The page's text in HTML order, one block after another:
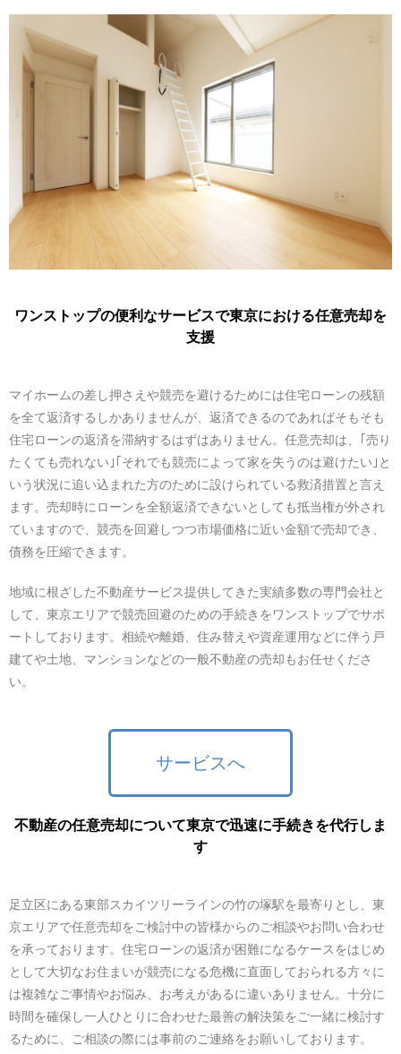
ワンストップの便利なサービスで東京における任意売却を
支援
マイホームの差し押さえや競売を避けるためには住宅ローンの残額
を全て返済するしかありませんが、返済できるのであればそもそも
住宅ローンの返済を滞納するはずはありません。任意売却は、｢売り
たくても売れない｣｢それでも競売によって家を失うのは避けたい｣と
いう状況に追い込まれた方のために設けられている救済措置と言え
ます。売却時にローンを全額返済できないとしても抵当権が外され
ていますので、競売を回避しつつ市場価格に近い金額で売却でき、
債務を圧縮できます。
地域に根ざした不動産サービス提供してきた実績多数の専門会社と
して、東京エリアで競売回避のための手続きをワンストップでサポ
ートしております。相続や離婚、住み替えや資産運用などに伴う戸
建てや土地、マンションなどの一般不動産の売却もお任せくださ
い。
サービスへ
不動産の任意売却について東京で迅速に手続きを代行しま
す
足立区にある東部スカイツリーラインの竹の塚駅を最寄りとし、東
京エリアで任意売却をご検討中の皆様からのご相談やお問い合わせ
を承っております。住宅ローンの返済が困難になるケースをはじめ
として大切なお住まいが競売になる危機に直面しておられる方々に
は複雑なご事情やお悩み、お考えがあるに違いありません。十分に
時間を確保し一人ひとりに合わせた最善の解決策をご一緒に検討す
るために、ご相談の際には事前のご連絡をお願いしております。